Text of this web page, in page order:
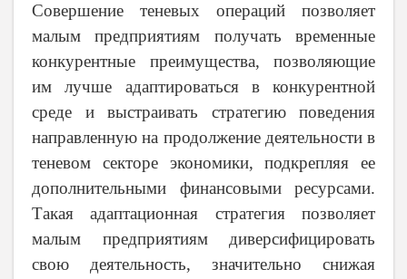
Совершение теневых операций позволяет
малым предприятиям получать временные
конкурентные преимущества, позволяющие
им лучше адаптироваться в конкурентной
среде и выстраивать стратегию поведения
направленную на продолжение деятельности в
теневом секторе экономики, подкрепляя ее
дополнительными финансовыми ресурсами.
Такая адаптационная стратегия позволяет
малым предприятиям диверсифицировать
свою деятельность, значительно снижая